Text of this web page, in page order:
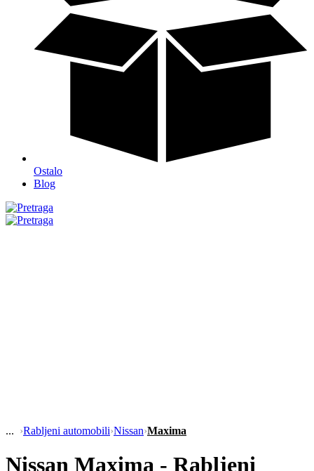
Ostalo
Blog
›Rabljeni automobili›Nissan›Maxima
Nissan Maxima - Rabljeni